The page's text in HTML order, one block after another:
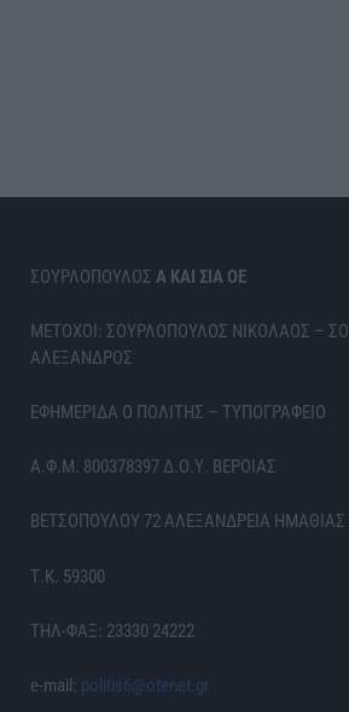
ΣΟΥΡΛΟΠΟΥΛΟΣ Α ΚΑΙ ΣΙΑ ΟΕ
ΜΕΤΟΧΟΙ: ΣΟΥΡΛΟΠΟΥΛΟΣ ΝΙΚΟΛΑΟΣ –
ΑΛΕΞΑΝΔΡΟΣ
ΕΦΗΜΕΡΙΔΑ Ο ΠΟΛΙΤΗΣ – ΤΥΠΟΓΡΑΦΕΙΟ
Α.Φ.Μ. 800378397 Δ.Ο.Υ. ΒΕΡΟΙΑΣ
ΒΕΤΣΟΠΟΥΛΟΥ 72 ΑΛΕΞΑΝΔΡΕΙΑ ΗΜΑΘΙΑΣ
Τ.Κ. 59300
ΤΗΛ-ΦΑΞ: 23330 24222
e-mail: politis6@otenet.gr